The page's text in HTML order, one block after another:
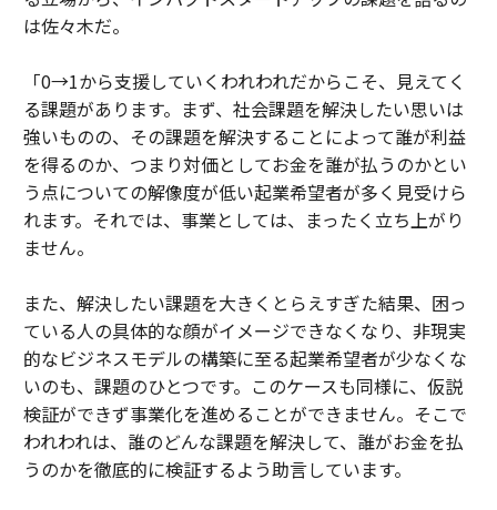
は佐々木だ。
「0→1から支援していくわれわれだからこそ、見えてく
る課題があります。まず、社会課題を解決したい思いは
強いものの、その課題を解決することによって誰が利益
を得るのか、つまり対価としてお金を誰が払うのかとい
う点についての解像度が低い起業希望者が多く見受けら
れます。それでは、事業としては、まったく立ち上がり
ません。
また、解決したい課題を大きくとらえすぎた結果、困っ
ている人の具体的な顔がイメージできなくなり、非現実
的なビジネスモデルの構築に至る起業希望者が少なくな
いのも、課題のひとつです。このケースも同様に、仮説
検証ができず事業化を進めることができません。そこで
われわれは、誰のどんな課題を解決して、誰がお金を払
うのかを徹底的に検証するよう助言しています。